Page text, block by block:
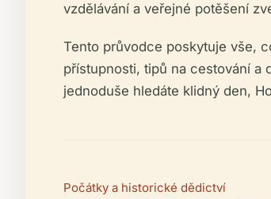
vzdělávání a veřejné potěšení
Tento průvodce poskytuje vše,
přístupnosti, tipů na cestování a
jednoduše hledáte klidný den,
Počátky a historické dědictví